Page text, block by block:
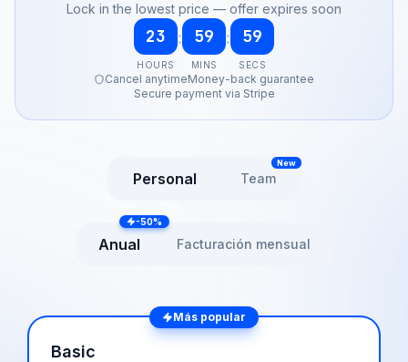
Lock in the lowest price — offer expires soon
23
HOURS
: 59
MINS
: 59
SECS
Cancel anytimeMoney-back guarantee
Secure payment via Stripe
Personal Team
New
Anual
-50%
Facturación mensual
Más popular
Basic